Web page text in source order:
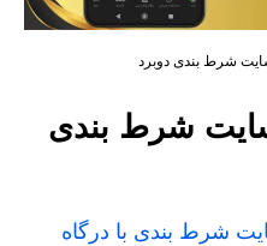
شرط بندی دوبرد
شرط بندی
شرط بندی با درگاه